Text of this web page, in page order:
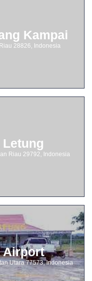
Kampai
28826, Indonesia
Letung
Riau 29792, Indonesia
Airport
Utara 77573, Indonesia